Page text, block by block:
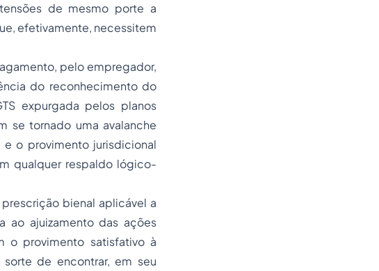
de mesmo porte a
efetivamente, necessitem
pelo empregador,
do reconhecimento do
expurgada pelos planos
se tornado uma avalanche
o provimento jurisdicional
qualquer respaldo lógico-
bienal aplicável a
ao ajuizamento das ações
o provimento satisfativo à
de encontrar, em seu